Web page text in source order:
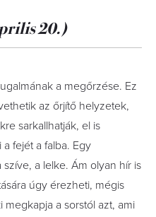
20.)
a megőrzése. Ez
az őrjítő helyzetek,
sarkallhatják, el is
fejét a falba. Egy
a lelke. Ám olyan hír is
úgy érezheti, mégis
a sorstól azt, ami